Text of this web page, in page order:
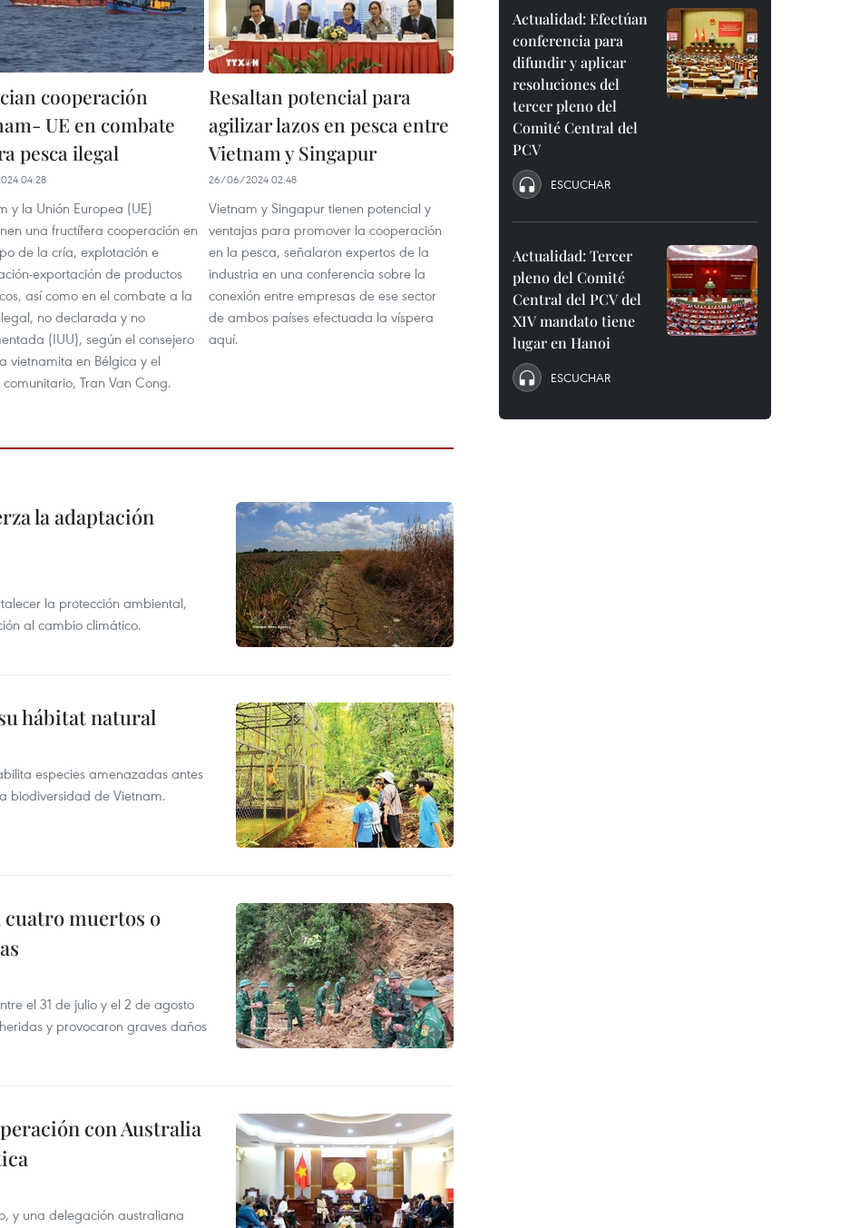
cooperación
UE en combate
pesca ilegal
04:28
y la Unión Europea (UE)
una fructífera cooperación en
de la cría, explotación e
exportación de productos
así como en el combate a la
no declarada y no
(IUU), según el consejero
vietnamita en Bélgica y el
Tran Van Cong.
Resaltan potencial para
agilizar lazos en pesca entre
Vietnam y Singapur
26/06/2024 02:48
Vietnam y Singapur tienen potencial y
ventajas para promover la cooperación
en la pesca, señalaron expertos de la
industria en una conferencia sobre la
conexión entre empresas de ese sector
de ambos países efectuada la víspera
aquí.
la adaptación
la protección ambiental,
al cambio climático.
hábitat natural
especies amenazadas antes
biodiversidad de Vietnam.
muertos o
el 31 de julio y el 2 de agosto
y provocaron graves daños
con Australia
y una delegación australiana
Actualidad: Efectúan
conferencia para
difundir y aplicar
resoluciones del
tercer pleno del
Comité Central del
PCV
ESCUCHAR
Actualidad: Tercer
pleno del Comité
Central del PCV del
XIV mandato tiene
lugar en Hanoi
ESCUCHAR